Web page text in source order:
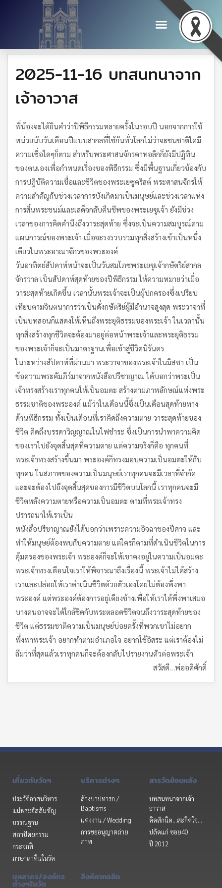
2025-11-16 บทสนทนาจาก
เจ้าอาวาส
พี่น้องจะได้ยินคำว่าปีพิธีกรรมหลายครั้งในรอบปี นอกจากการใช้
หน่วยนับวันเดือนปีแบบสากลที่ใช้กันทั่วโลกไม่ว่าจะชนชาติใดมี
ความเชื่อใดๆก็ตาม สำหรับพระศาสนจักรคาทอลิกก็ยังมีปฏิทิน
ของตนเองเพื่อกำหนดเรื่องของพิธีกรรม ซึ่งมีพื้นฐานเกี่ยวข้องกับ
การปฏิบัติความเชื่อและชีวิตของพระเยซูคริสต์ พระศาสนจักรให้
ความสำคัญกับช่วงเวลาการบังเกิดมาเป็นมนุษย์และช่วงเวลาแห่ง
การสิ้นพระชนม์และเสด็จกลับคืนชีพของพระเยซูเจ้า ยังมีช่วง
เวลาของการคิดคำนึงถึงวาระสุดท้าย ซึ่งจะเป็นความสมบูรณ์ตาม
แผนการณ์ของพระเจ้า เมื่อจะรงรวบรวมทุกสิ่งสร้างเข้าเป็นหนึ่ง
เดียวในพระอาณาจักรของพระองค์
วันอาทิตย์สัปดาห์หน้าจะเป็นวันสมโภชพระเยซูเจ้ากษัตริย์สากล
จักรวาล เป็นสัปดาห์สุดท้ายของปีพิธีกรรม ให้ความหมายว่าเมื่อ
วาระสุดท้ายเกิดขึ้น เวลานั้นพระเจ้าจะเป็นผู้ปกครองซึ่งเปรียบ
เทียบตามจินตนาการว่าเป็นดั่งกษัตริย์ผู้มีอำนาจสูงสุด พระวาจาที่
เป็นบทสอนก็แสดงให้เห็นถึงพระยุติธรรมของพระเจ้า ในเวลานั้น
ทุกสิ่งสร้างทุกชีวิตจะต้องมาอยู่ต่อหน้าพระเจ้าและพระยุติธรรม
ของพระเจ้าก็จะเป็นมาตรฐานเพื่อเข้าสู่ชีวิตนิรันดร
ในระหว่างสัปดาห์ที่ผ่านมา พระวาจาของพระเจ้าในมิสซา เป็น
ข้อความพระคัมภีร์มาจากหนังสือปรีชาญาณ ได้บอกว่าพระเป็น
เจ้าทรงสร้างเราทุกคนให้เป็นอมตะ สร้างตามภาพลักษณ์แห่งพระ
ธรรมชาติของพระองค์ แม้ว่าในเดือนนี้ซึ่งเป็นเดือนสุดท้ายทาง
ด้านพิธีกรรม ทั้งเป็นเดือนที่เราคิดถึงความตาย วาระสุดท้ายของ
ชีวิต คิดถึงบรรดาวิญญาณในไฟชำระ ซึ่งเป็นการนำพาความคิด
ของเราไปยังจุดสิ้นสุดที่ความตาย แต่ความจริงก็คือ ทุกคนที่
พระเจ้าทรงสร้างขึ้นมา พระองค์ก็ทรงมอบความเป็นอมตะให้กับ
ทุกคน ในสภาพของความเป็นมนุษย์เราทุกคนจะมีเวลาที่จำกัด
และจะต้องไปถึงจุดสิ้นสุดของการมีชีวิตบนโลกนี้ เราทุกคนจะมี
ชีวิตหลังความตายหรือความเป็นอมตะ ตามที่พระเจ้าทรง
ปรารถนาให้เราเป็น
หนังสือปรีชาญาณยังได้บอกว่าเพราะความอิจฉาของปีศาจ และ
ทำให้มนุษย์ต้องพบกับความตาย แต่ใครก็ตามที่ดำเนินชีวิตในการ
คุ้มครองของพระเจ้า พระองค์ก็จะให้เขาคงอยู่ในความเป็นอมตะ
พระเจ้าทรงเตือนใจเราให้พิจารณาถึงเรื่องนี้ พระเจ้าไม่ได้สร้าง
เราและปล่อยให้เราดำเนินชีวิตด้วยตัวเองโดยไม่ต้องพึ่งพา
พระองค์ แต่พระองค์ต้องการอยู่เคียงข้างเพื่อให้เราได้พึ่งพาเสมอ
บางคนอาจจะได้ใกล้ชิดกับพระตลอดชีวิตจนถึงวาระสุดท้ายของ
ชีวิต แต่ธรรมชาติความเป็นมนุษย์บ่อยครั้งที่พวกเขาไม่อยาก
พึ่งพาพระเจ้า อยากทำตามอำเภอใจ อยากใช้อิสระ แต่เราต้องไม่
ลืมว่าที่สุดแล้วเราทุกคนก็จะต้องกลับไปรายงานตัวต่อพระเจ้า.
สวัสดี…พ่ออดิศักดิ์
เกี่ยวกับวัดฯ
ประวัติอาสนวิหาร
แม่พระอัสสัมชัญ
บรรณฐาน
สถาปัตยกรรม
กระจกสี
ภาษาลาตินในวัด
บริการต่างๆ
ล้างบาปทารก /
Baptisms
แต่งงาน / Wedding
การขออนุญาตถ่าย
ภาพ
สารวัดย้อนหลัง
บทสนทนาจากเจ้า
อาวาส
คิดสักนิด...สะกิดใจ...
ปลัดแก่ ซอย40
ปี 2012
บุคลากร/องค์กร
ต่างๆในวัด
ลิงค์คาทอลิก